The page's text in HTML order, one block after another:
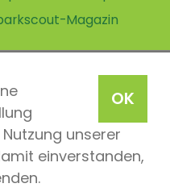
OK
unserer
einverstanden,
Magazin